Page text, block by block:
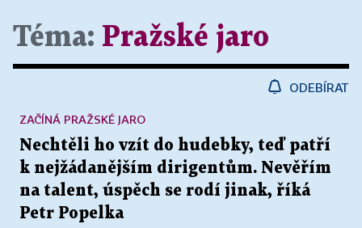
Téma: Pražské jaro
ODEBÍRAT
Nechtěli ho vzít do hudebky, teď patří
k nejžádanějším dirigentům. Nevěřím
na talent, úspěch se rodí jinak, říká
Petr Popelka
ZAČÍNÁ PRAŽSKÉ JARO